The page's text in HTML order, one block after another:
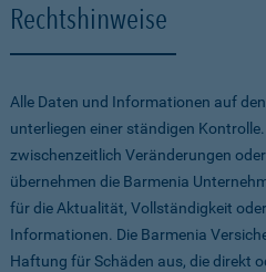
Rechtshinweise
Alle Daten und Informationen auf
unterliegen einer ständigen
zwischenzeitlich Veränderungen
übernehmen die Barmenia
für die Aktualität, Vollständigkeit
Informationen. Die Barmenia
Haftung für Schäden aus, die direkt